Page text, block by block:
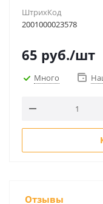
ШтрихКод
2001000023578
65 руб./шт
Много
Отзывы